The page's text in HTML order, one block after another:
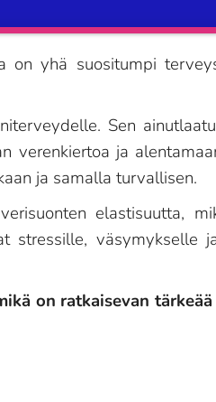
on yhä suositumpi
Sen
verenkiertoa ja
ja samalla turvallisen.
elastisuutta,
stressille, väsymykselle
on ratkaisevan tärkeää